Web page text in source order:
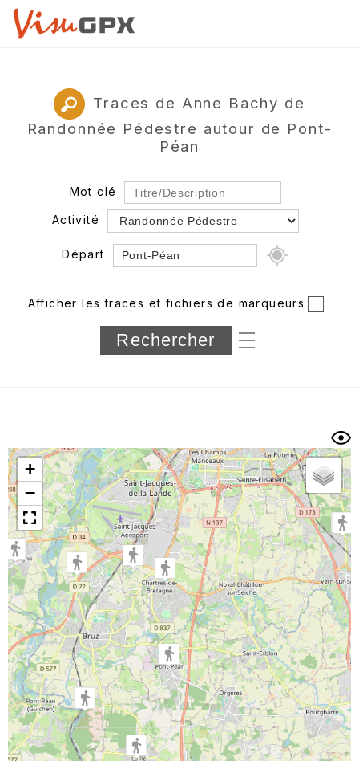
Traces de Anne Bachy de
Randonnée Pédestre autour de Pont-
Péan
Mot clé
Activité
Départ
Département
Longueur min/max
Trier par
Horodatage Photos
Afficher les traces et fichiers de marqueurs
+
−